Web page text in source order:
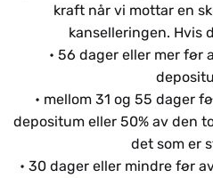
kraft når vi mottar en
kanselleringen. Hvis
• 56 dager eller mer før
• mellom 31 og 55 dager
depositum eller 50% av den
det som er
• 30 dager eller mindre før